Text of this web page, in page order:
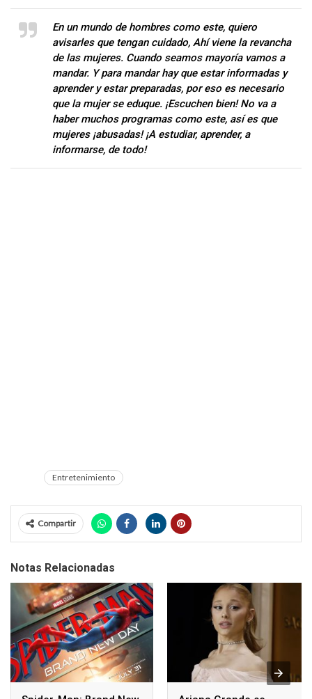
En un mundo de hombres como este, quiero
avisarles que tengan cuidado, Ahí viene la revancha
de las mujeres. Cuando seamos mayoría vamos a
mandar. Y para mandar hay que estar informadas y
aprender y estar preparadas, por eso es necesario
que la mujer se eduque. ¡Escuchen bien! No va a
haber muchos programas como este, así es que
mujeres ¡abusadas! ¡A estudiar, aprender, a
informarse, de todo!
Entretenimiento
Compartir
Notas Relacionadas